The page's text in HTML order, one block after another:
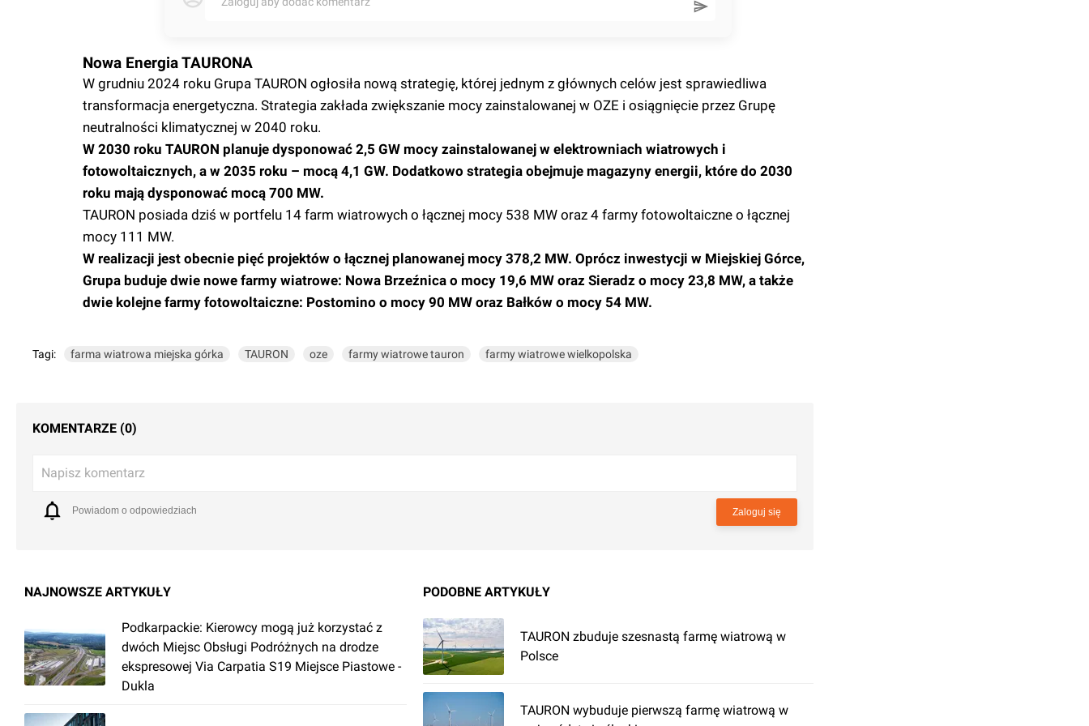
Nowa Energia TAURONA
W grudniu 2024 roku Grupa TAURON ogłosiła nową strategię, której jednym z głównych celów jest sprawiedliwa
transformacja energetyczna. Strategia zakłada zwiększanie mocy zainstalowanej w OZE i osiągnięcie przez Grupę
neutralności klimatycznej w 2040 roku.
W 2030 roku TAURON planuje dysponować 2,5 GW mocy zainstalowanej w elektrowniach wiatrowych i
fotowoltaicznych, a w 2035 roku – mocą 4,1 GW. Dodatkowo strategia obejmuje magazyny energii, które do 2030
roku mają dysponować mocą 700 MW.
TAURON posiada dziś w portfelu 14 farm wiatrowych o łącznej mocy 538 MW oraz 4 farmy fotowoltaiczne o łącznej
mocy 111 MW.
W realizacji jest obecnie pięć projektów o łącznej planowanej mocy 378,2 MW. Oprócz inwestycji w Miejskiej Górce,
Grupa buduje dwie nowe farmy wiatrowe: Nowa Brzeźnica o mocy 19,6 MW oraz Sieradz o mocy 23,8 MW, a także
dwie kolejne farmy fotowoltaiczne: Postomino o mocy 90 MW oraz Bałków o mocy 54 MW.
Tagi: farma wiatrowa miejska górka TAURON oze farmy wiatrowe tauron farmy wiatrowe wielkopolska
KOMENTARZE (0)
Napisz komentarz
Powiadom o odpowiedziach Zaloguj się
NAJNOWSZE ARTYKUŁY
Podkarpackie: Kierowcy mogą już korzystać z
dwóch Miejsc Obsługi Podróżnych na drodze
ekspresowej Via Carpatia S19 Miejsce Piastowe -
Dukla
PODOBNE ARTYKUŁY
TAURON zbuduje szesnastą farmę wiatrową w
Polsce
TAURON wybuduje pierwszą farmę wiatrową w